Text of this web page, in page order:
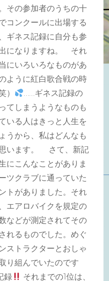
その参加者のうちの十
コンクールに出場する
ギネス記録に自分も参
になりますね。 それ
にいろいろなものがあ
ように紅白歌合戦の時
）
……ギネス記録の
てしまうようなものも
いる人はきっと人生を
うから、私はどんなも
います。 さて、新記
にこんなことがありま
ツクラブに通っていた
トがありました。それ
エアロバイクを規定の
などが測定されてその
れるものでした。めぐ
ストラクターとおしゃ
り組んでいたのです
録
それまでの1位は、